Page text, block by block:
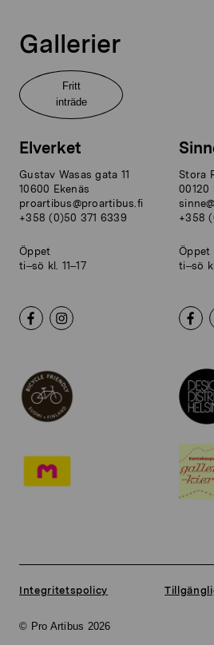
Gallerier
Fritt
inträde
Elverket
Gustav Wasas gata 11
10600 Ekenäs
proartibus@proartibus.fi
+358 (0)50 371 6339
Öppet
ti–sö kl. 11–17
Stora
00120
+358
Öppet
ti–sö
© Pro Artibus 2026
Integritetspolicy